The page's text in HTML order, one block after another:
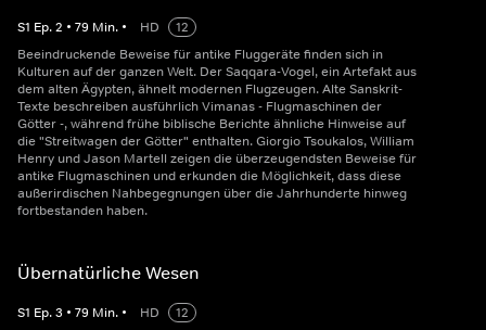
S1 Ep.2 • 79 Min. • HD
12
Beeindruckende Beweise für antike Fluggeräte finden sich in
Kulturen auf der ganzen Welt. Der Saqqara-Vogel, ein Artefakt aus
dem alten Ägypten, ähnelt modernen Flugzeugen. Alte Sanskrit-
Texte beschreiben ausführlich Vimanas - Flugmaschinen der
Götter -, während frühe biblische Berichte ähnliche Hinweise auf
die "Streitwagen der Götter" enthalten. Giorgio Tsoukalos, William
Henry und Jason Martell zeigen die überzeugendsten Beweise für
antike Flugmaschinen und erkunden die Möglichkeit, dass diese
außerirdischen Nahbegegnungen über die Jahrhunderte hinweg
fortbestanden haben.
Übernatürliche Wesen
S1 Ep.3 • 79 Min. • HD
12